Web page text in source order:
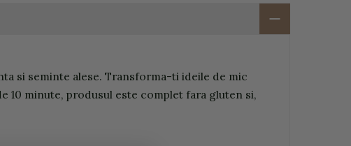
si seminte alese. Transforma-ti ideile de mic
10 minute, produsul este complet fara gluten si,